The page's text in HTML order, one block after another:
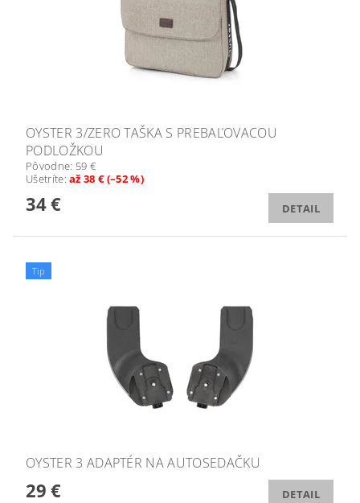
OYSTER 3/ZERO TAŠKA S PREBAĽOVACOU
PODLOŽKOU
Pôvodne: 59 €
Ušetríte:až 38 € (–52 %)
34 € DETAIL
Tip
OYSTER 3 ADAPTÉR NA AUTOSEDAČKU
29 € DETAIL